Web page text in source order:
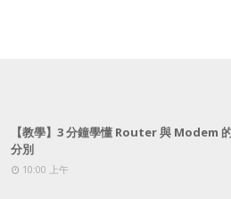
【教學】3 分鐘學懂 Router 與 Modem
分別
10:00 上午